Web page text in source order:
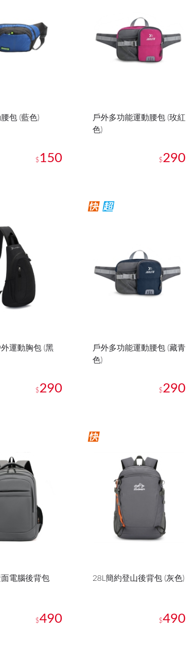
包 (藍色)
$ 150
戶外多功能運動腰包 (玫紅
色)
$290
運動胸包 (黑
$290
戶外多功能運動腰包 (藏青
色)
$290
電腦後背包
$490
28L簡約登山後背包 (灰色)
$490